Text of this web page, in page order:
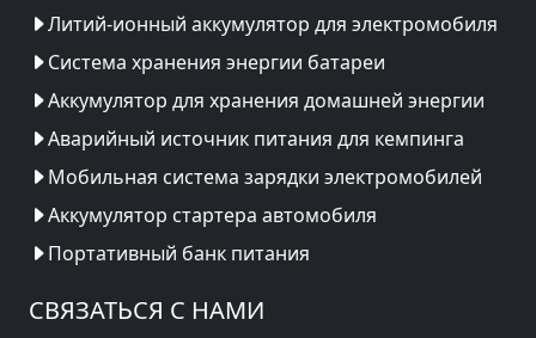
Литий-ионный аккумулятор для электромобиля
Система хранения энергии батареи
Аккумулятор для хранения домашней энергии
Аварийный источник питания для кемпинга
Мобильная система зарядки электромобилей
Аккумулятор стартера автомобиля
Портативный банк питания
СВЯЗАТЬСЯ С НАМИ